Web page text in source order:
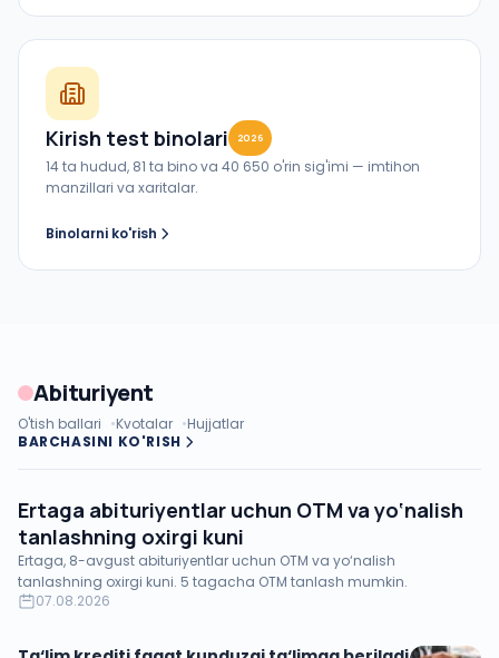
Kirish test binolari 2026
14 ta hudud, 81 ta bino va 40 650 o'rin sig'imi — imtihon
manzillari va xaritalar.
Binolarni ko'rish
Abituriyent
O'tish ballari Kvotalar
Hujjatlar
BARCHASINI KO'RISH
Ertaga abituriyentlar uchun OTM va yo‘nalish
tanlashning oxirgi kuni
Ertaga, 8-avgust abituriyentlar uchun OTM va yo‘nalish
tanlashning oxirgi kuni. 5 tagacha OTM tanlash mumkin.
07.08.2026